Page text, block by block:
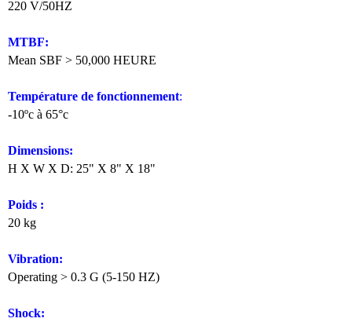
220 V/50HZ
MTBF:
Mean SBF > 50,000 HEURE
Température de fonctionnement:
-10ºc à 65°c
Dimensions:
H X W X D: 25" X 8" X 18"
Poids :
20 kg
Vibration:
Operating > 0.3 G (5-150 HZ)
Shock: